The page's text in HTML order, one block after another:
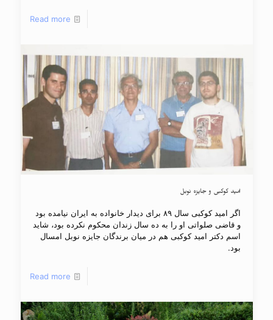
Read more
امید کوکبی و جایزه نوبل
اگر امید کوکبی سال ۸۹ برای دیدار خانواده به ایران نیامده بود
و قاضی صلواتی او را به ده سال زندان محکوم نکرده بود، شاید
اسم دکتر امید کوکبی هم در میان برندگان جایزه نوبل امسال
بود.
Read more